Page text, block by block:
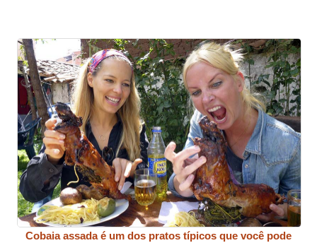
Cobaia assada é um dos pratos típicos que você pode